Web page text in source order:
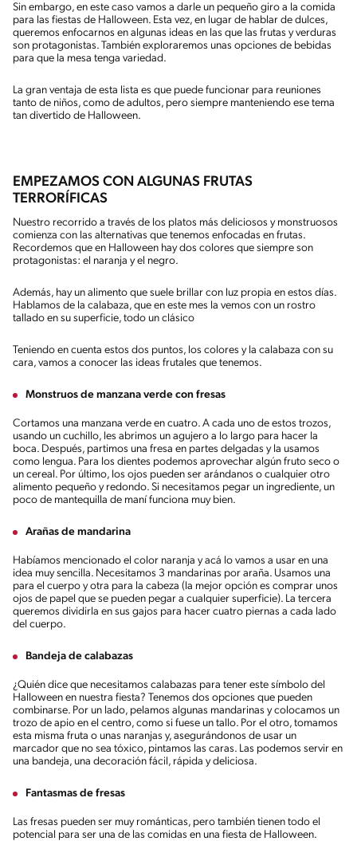
Sin embargo, en este caso vamos a darle un pequeño giro a la comida
para las fiestas de Halloween. Esta vez, en lugar de hablar de dulces,
queremos enfocarnos en algunas ideas en las que las frutas y verduras
son protagonistas. También exploraremos unas opciones de bebidas
para que la mesa tenga variedad.
La gran ventaja de esta lista es que puede funcionar para reuniones
tanto de niños, como de adultos, pero siempre manteniendo ese tema
tan divertido de Halloween.
EMPEZAMOS CON ALGUNAS FRUTAS
TERRORÍFICAS
Nuestro recorrido a través de los platos más deliciosos y monstruosos
comienza con las alternativas que tenemos enfocadas en frutas.
Recordemos que en Halloween hay dos colores que siempre son
protagonistas: el naranja y el negro.
Además, hay un alimento que suele brillar con luz propia en estos días.
Hablamos de la calabaza, que en este mes la vemos con un rostro
tallado en su superficie, todo un clásico
Teniendo en cuenta estos dos puntos, los colores y la calabaza con su
cara, vamos a conocer las ideas frutales que tenemos.
Monstruos de manzana verde con fresas
Cortamos una manzana verde en cuatro. A cada uno de estos trozos,
usando un cuchillo, les abrimos un agujero a lo largo para hacer la
boca. Después, partimos una fresa en partes delgadas y la usamos
como lengua. Para los dientes podemos aprovechar algún fruto seco o
un cereal. Por último, los ojos pueden ser arándanos o cualquier otro
alimento pequeño y redondo. Si necesitamos pegar un ingrediente, un
poco de mantequilla de maní funciona muy bien.
Arañas de mandarina
Habíamos mencionado el color naranja y acá lo vamos a usar en una
idea muy sencilla. Necesitamos 3 mandarinas por araña. Usamos una
para el cuerpo y otra para la cabeza (la mejor opción es comprar unos
ojos de papel que se pueden pegar a cualquier superficie). La tercera
queremos dividirla en sus gajos para hacer cuatro piernas a cada lado
del cuerpo.
Bandeja de calabazas
¿Quién dice que necesitamos calabazas para tener este símbolo del
Halloween en nuestra fiesta? Tenemos dos opciones que pueden
combinarse. Por un lado, pelamos algunas mandarinas y colocamos un
trozo de apio en el centro, como si fuese un tallo. Por el otro, tomamos
esta misma fruta o unas naranjas y, asegurándonos de usar un
marcador que no sea tóxico, pintamos las caras. Las podemos servir en
una bandeja, una decoración fácil, rápida y deliciosa.
Fantasmas de fresas
Las fresas pueden ser muy románticas, pero también tienen todo el
potencial para ser una de las comidas en una fiesta de Halloween.